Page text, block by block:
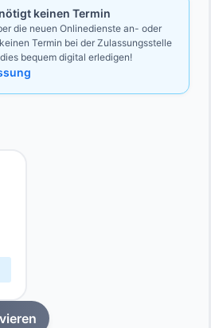
keinen Termin
die neuen Onlinedienste an- oder
Termin bei der Zulassungsstelle
bequem digital erledigen!